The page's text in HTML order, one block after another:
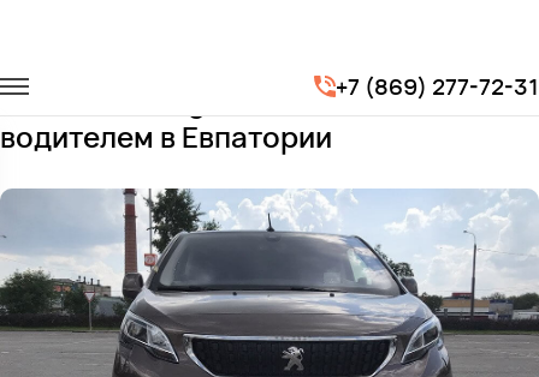
+7 (869) 277-72-31
Peugeot Traveller
Заказать Peugeot Traveller с
водителем в Евпатории